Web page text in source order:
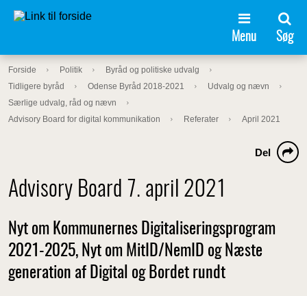
Menu Søg
Forside Politik
Byråd og politiske udvalg
Tidligere byråd
Odense Byråd 2018-2021
Udvalg og nævn
Særlige udvalg, råd og nævn
Advisory Board for digital kommunikation
Referater April 2021
Advisory Board 7. april 2021
Del
Nyt om Kommunernes Digitaliseringsprogram
2021-2025, Nyt om MitID/NemID og Næste
generation af Digital og Bordet rundt